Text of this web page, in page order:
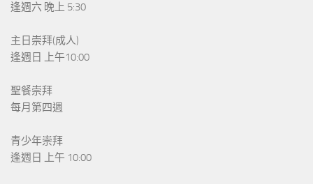
逢週六 晚上 5:30
主日崇拜(成人)
逢週日 上午10:00
聖餐崇拜
每月第四週
青少年崇拜
逢週日 上午 10:00